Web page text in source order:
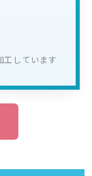
工しています